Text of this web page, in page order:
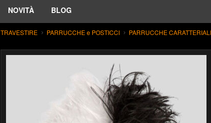
NOVITÀ BLOG
TRAVESTIRE PARRUCCHE e POSTICCI PARRUCCHE CARATTERIALI